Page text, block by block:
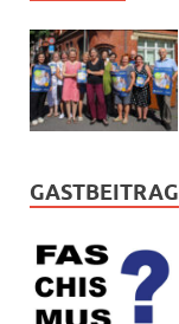
GASTBEITRAG